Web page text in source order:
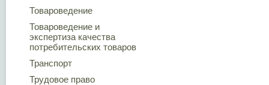
Товароведение
Товароведение и
экспертиза качества
потребительских товаров
Транспорт
Трудовое право